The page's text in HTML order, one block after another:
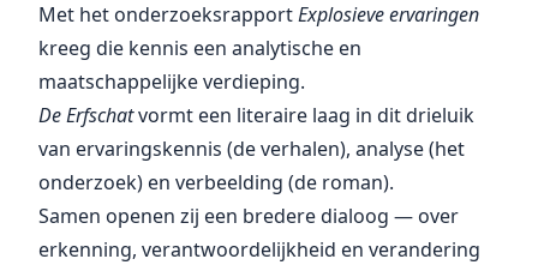
Met het onderzoeksrapportExplosieve ervaringen
kreeg die kennis een analytische en
maatschappelijke verdieping.
De Erfschatvormt een literaire laag in dit drieluik
van ervaringskennis (de verhalen), analyse (het
onderzoek) en verbeelding (de roman).
Samen openen zij een bredere dialoog — over
erkenning, verantwoordelijkheid en verandering